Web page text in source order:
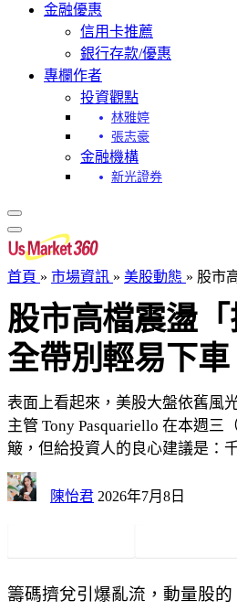
金融優惠
信用卡推薦
銀行存款/優惠
專欄作者
投資觀點
林雅婷
張志豪
金融機構
新光證券
首頁 » 市場資訊 » 美股動態 » 股市
股市高檔震盪
全帶別輕易下車
表面上看起來，美股大盤依舊風
主管 Tony Pasquariello 在本週
簸，但給投資人的良心建議是：
陳怡君 2026年7月8日
籌碼擠兌引爆亂流，動量股的